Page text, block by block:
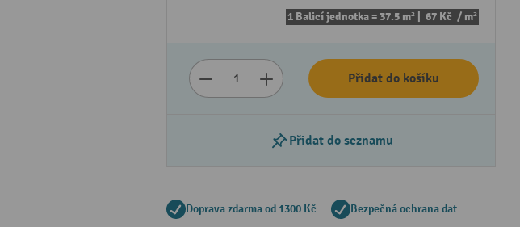
1 Balicí jednotka = 37.5 m² | 67 Kč / m²
Přidat do košíku
Přidat do seznamu
Doprava zdarma od 1300 Kč Bezpečná ochrana dat